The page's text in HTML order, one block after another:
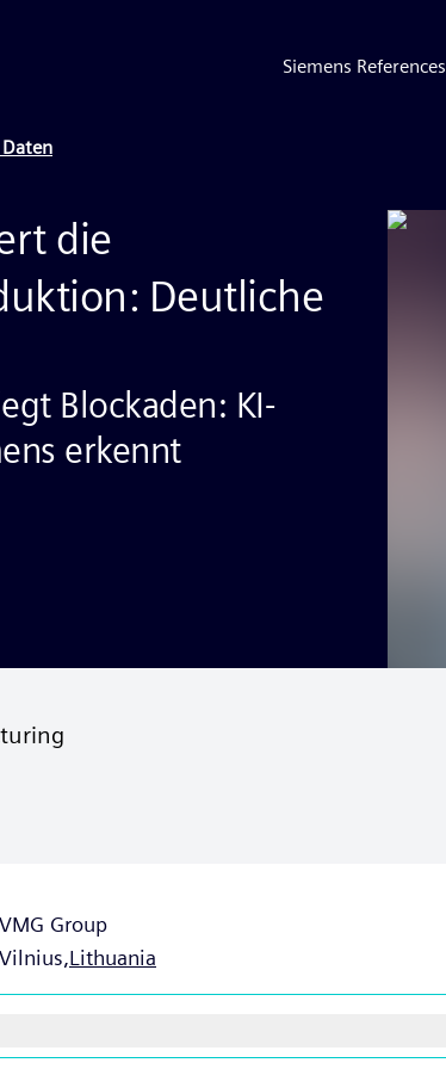
Siemens References
Daten
die
Deutliche
Blockaden: KI-
erkennt
VMG Group
Vilnius,Lithuania